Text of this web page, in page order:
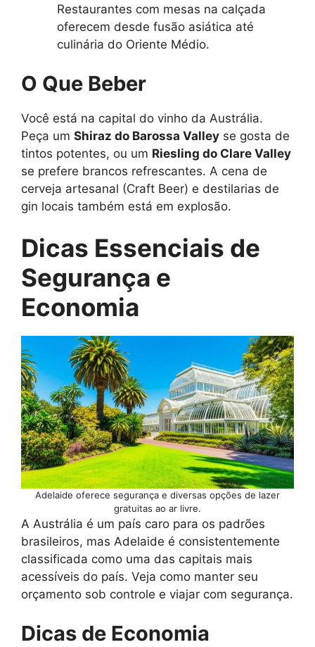
Restaurantes com mesas na calçada
oferecem desde fusão asiática até
culinária do Oriente Médio.
O Que Beber
Você está na capital do vinho da Austrália.
Peça um Shiraz do Barossa Valley se gosta de
tintos potentes, ou um Riesling do Clare Valley
se prefere brancos refrescantes. A cena de
cerveja artesanal (Craft Beer) e destilarias de
gin locais também está em explosão.
Dicas Essenciais de
Segurança e
Economia
Adelaide oferece segurança e diversas opções de lazer
gratuitas ao ar livre.
A Austrália é um país caro para os padrões
brasileiros, mas Adelaide é consistentemente
classificada como uma das capitais mais
acessíveis do país. Veja como manter seu
orçamento sob controle e viajar com segurança.
Dicas de Economia